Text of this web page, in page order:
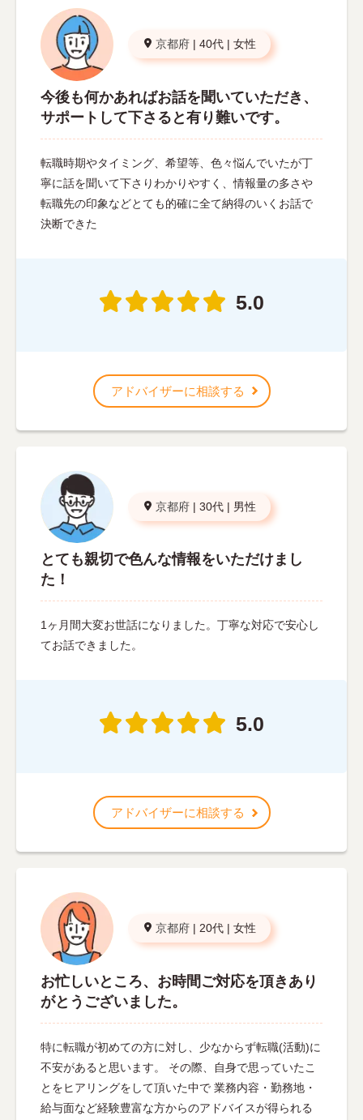
京都府 | 40代 | 女性
今後も何かあればお話を聞いていただき、
サポートして下さると有り難いです。
転職時期やタイミング、希望等、色々悩んでいたが丁
寧に話を聞いて下さりわかりやすく、情報量の多さや
転職先の印象などとても的確に全て納得のいくお話で
決断できた
5.0
アドバイザーに相談する
京都府 | 30代 | 男性
とても親切で色んな情報をいただけまし
た！
1ヶ月間大変お世話になりました。丁寧な対応で安心し
てお話できました。
5.0
アドバイザーに相談する
京都府 | 20代 | 女性
お忙しいところ、お時間ご対応を頂きあり
がとうございました。
特に転職が初めての方に対し、少なからず転職(活動)に
不安があると思います。 その際、自身で思っていたこ
とをヒアリングをして頂いた中で 業務内容・勤務地・
給与面など経験豊富な方からのアドバイスが得られる